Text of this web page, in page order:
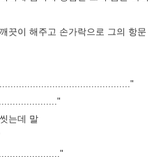
끗이 해주고 손가락으로 그의 항문
는데 말